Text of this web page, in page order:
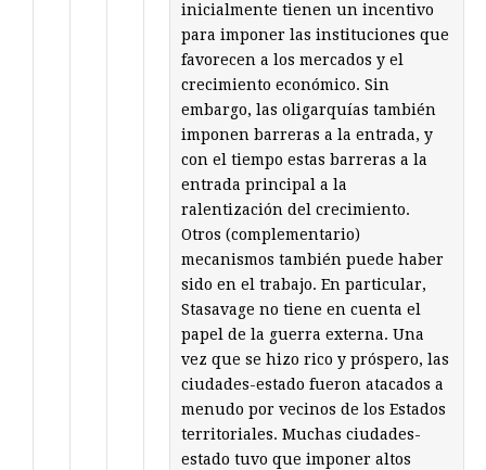
inicialmente tienen un incentivo
para imponer las instituciones que
favorecen a los mercados y el
crecimiento económico. Sin
embargo, las oligarquías también
imponen barreras a la entrada, y
con el tiempo estas barreras a la
entrada principal a la
ralentización del crecimiento.
Otros (complementario)
mecanismos también puede haber
sido en el trabajo. En particular,
Stasavage no tiene en cuenta el
papel de la guerra externa. Una
vez que se hizo rico y próspero, las
ciudades-estado fueron atacados a
menudo por vecinos de los Estados
territoriales. Muchas ciudades-
estado tuvo que imponer altos